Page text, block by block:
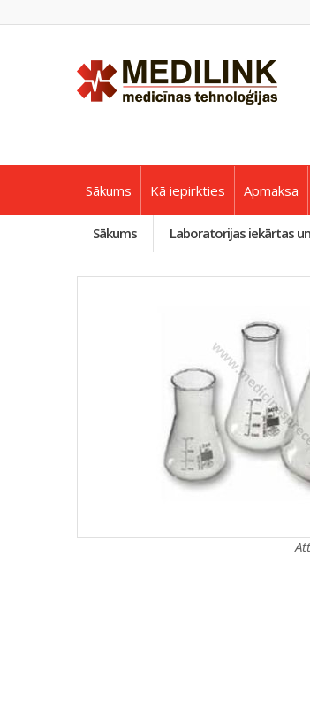
Sākums Kā iepirkties Apmaksa
Sākums Laboratorijas iekārtas